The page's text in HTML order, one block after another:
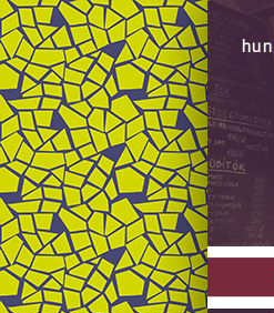
hun